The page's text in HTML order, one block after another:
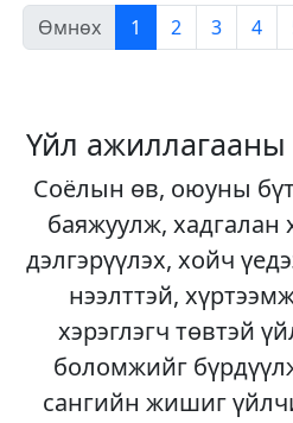
Өмнөх 1 2 3 4
Үйл ажиллагааны
Соёлын өв, оюуны
баяжуулж, хадгалан
дэлгэрүүлэх, хойч
нээлттэй,
хэрэглэгч төвтэй
боломжийг
сангийн жишиг